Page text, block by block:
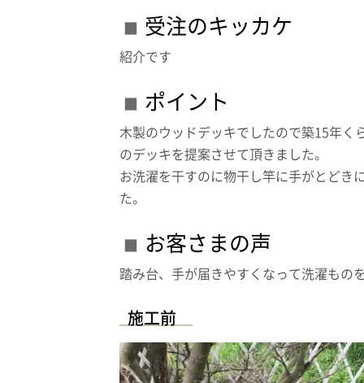
受注のキッカケ
紹介です
ポイント
木製のウッドデッキでしたので築15年く
のデッキを提案させて頂きました。
お洗濯を干すのに物干し竿に手がとどき
た。
お客さまの声
踏み台、手が届きやすくなって洗濯もの
施工前